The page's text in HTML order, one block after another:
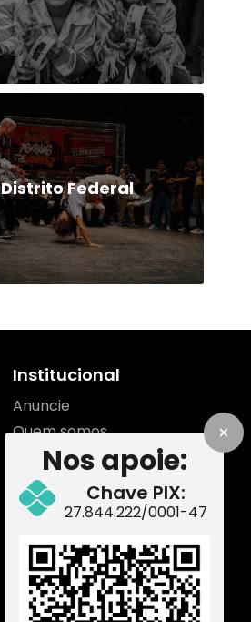
Distrito Federal
Nos apoie:
Chave PIX:
27.844.222/0001-47
Institucional
Anuncie
Quem somos
Contato
Equipe
Como apoiar
Redes Sociais